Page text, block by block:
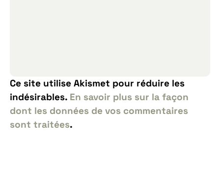
Ce site utilise Akismet pour réduire les
indésirables. En savoir plus sur la façon
dont les données de vos commentaires
sont traitées.